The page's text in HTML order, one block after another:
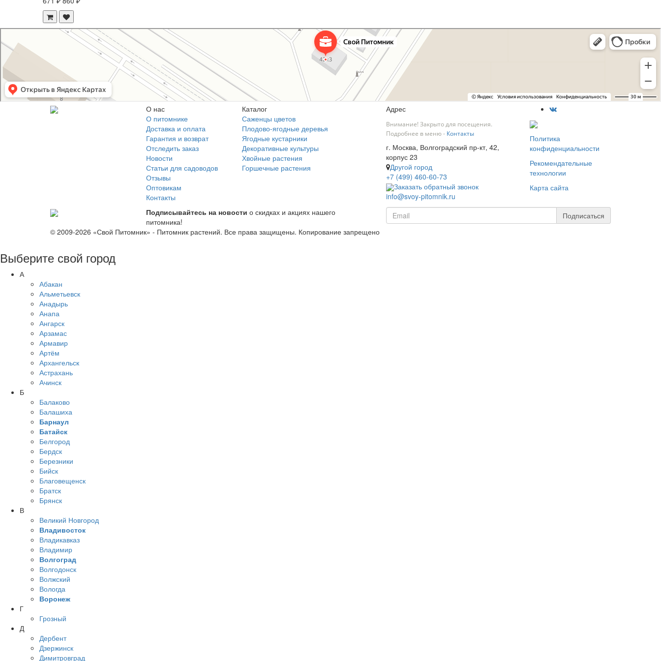
Питомник растений в Москве
Садовый центр в Москве
О нас
О питомнике
Доставка и оплата
Гарантия и возврат
Отследить заказ
Новости
Статьи для садоводов
Отзывы
Оптовикам
Контакты
Каталог
Саженцы цветов
Плодово-ягодные деревья
Ягодные кустарники
Декоративные культуры
Хвойные растения
Горшечные растения
Адрес
Внимание! Закрыто для посещения.
Подробнее в меню - Контакты
г. Москва, Волгоградский пр-кт, 42,
корпус 23
Другой город
+7 (499) 460-60-73
Заказать обратный звонок
info@svoy-pitomnik.ru
Политика
конфиденциальности
Рекомендательные
технологии
Карта сайта
Подписывайтесь на новости о скидках и акциях нашего
питомника!
Подписаться
© 2009-2026 «Свой Питомник» - Питомник растений. Все права защищены. Копирование запрещено
Выберите свой город
А
Абакан
Альметьевск
Анадырь
Анапа
Ангарск
Арзамас
Армавир
Артём
Архангельск
Астрахань
Ачинск
Б
Балаково
Балашиха
Барнаул
Батайск
Белгород
Бердск
Березники
Бийск
Благовещенск
Братск
Брянск
В
Великий Новгород
Владивосток
Владикавказ
Владимир
Волгоград
Волгодонск
Волжский
Вологда
Воронеж
Г
Грозный
Д
Дербент
Дзержинск
Димитровград